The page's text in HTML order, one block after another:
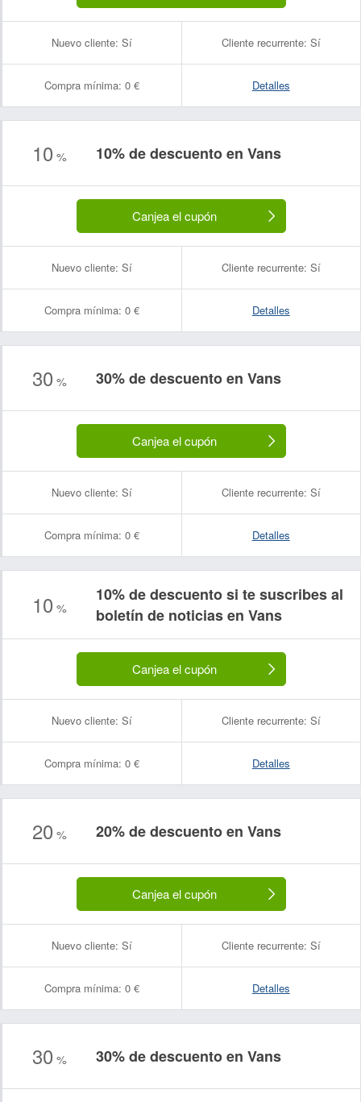
Nuevo cliente: Sí Cliente recurrente: Sí
Compra mínima: 0 € Detalles
10 % 10% de descuento en Vans
Canjea el cupón
Nuevo cliente: Sí Cliente recurrente: Sí
Compra mínima: 0 € Detalles
30 % 30% de descuento en Vans
Canjea el cupón
Nuevo cliente: Sí Cliente recurrente: Sí
Compra mínima: 0 € Detalles
10 %
10% de descuento si te suscribes al
boletín de noticias en Vans
Canjea el cupón
Nuevo cliente: Sí Cliente recurrente: Sí
Compra mínima: 0 € Detalles
20 % 20% de descuento en Vans
Canjea el cupón
Nuevo cliente: Sí Cliente recurrente: Sí
Compra mínima: 0 € Detalles
30 % 30% de descuento en Vans